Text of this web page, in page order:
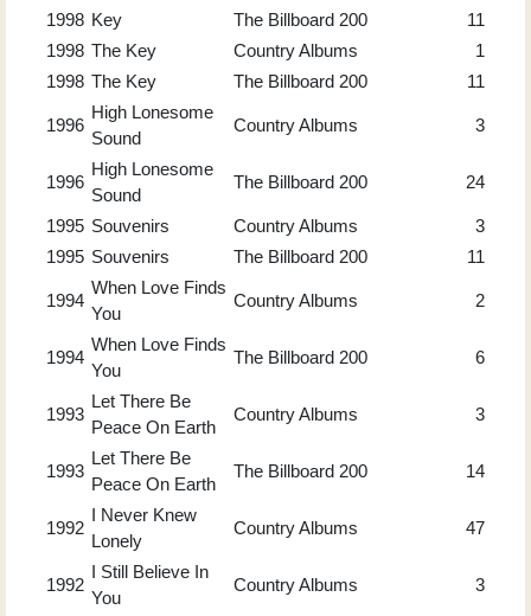
1998 Key The Billboard 200
11
1998 The Key Country Albums
1
1998 The Key The Billboard 200 11
1996
High Lonesome
Sound
Country Albums 3
1996
High Lonesome
Sound
The Billboard 200 24
1995 Souvenirs Country Albums
3
1995 Souvenirs The Billboard 200 11
1994
When Love Finds
You
Country Albums 2
1994
When Love Finds
You
The Billboard 200 6
1993
Let There Be
Peace On Earth
Country Albums 3
1993
Let There Be
Peace On Earth
The Billboard 200 14
1992
I Never Knew
Lonely
Country Albums 47
1992
I Still Believe In
You
Country Albums 3